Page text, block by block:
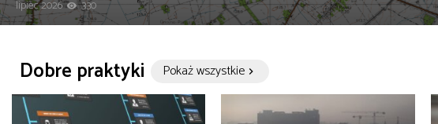
lipiec 2026
330
Dobre praktyki Pokaż wszystkie